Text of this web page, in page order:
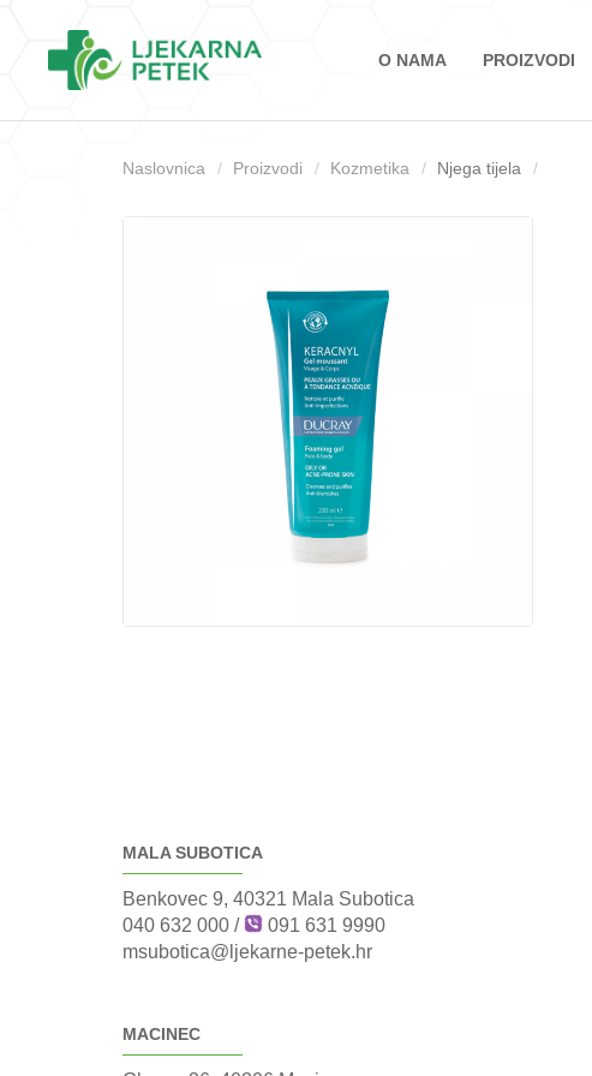
O NAMA PROIZVODI
Naslovnica Proizvodi Kozmetika Njega tijela
MALA SUBOTICA
Benkovec 9, 40321 Mala Subotica
040 632 000 /
091 631 9990
msubotica@ljekarne-petek.hr
MACINEC